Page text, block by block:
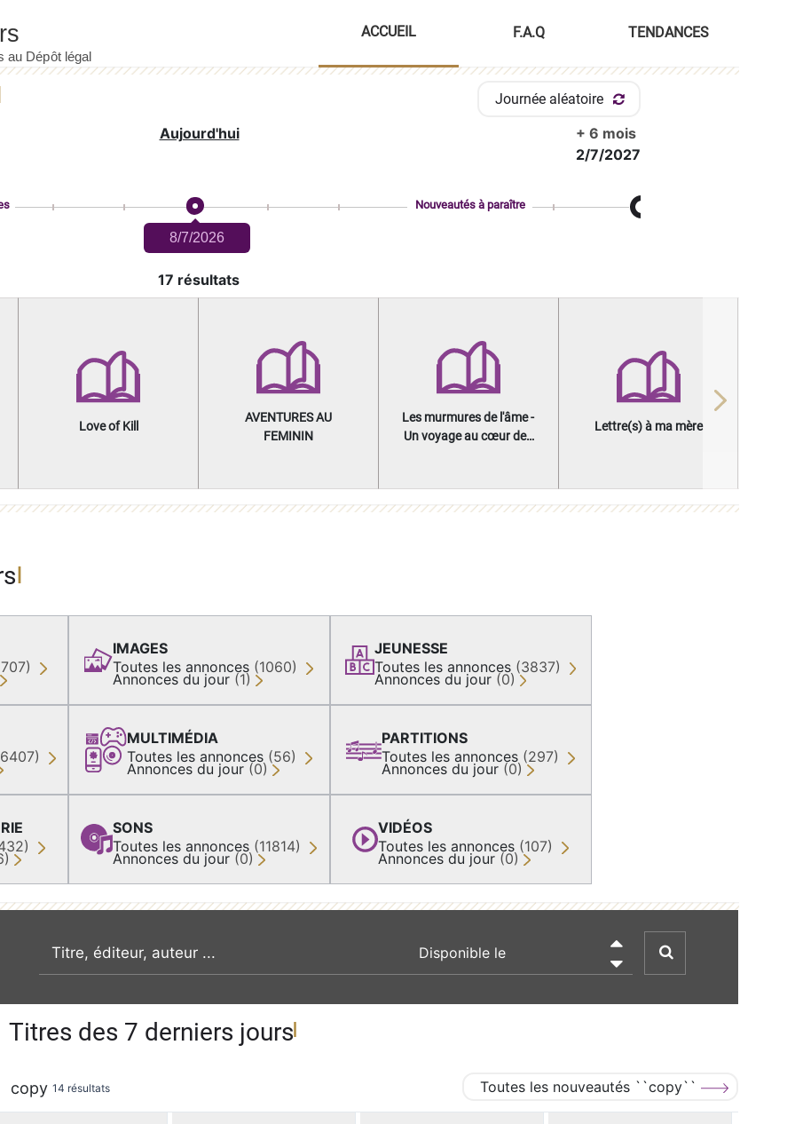
ACCUEIL F.A.Q TENDANCES
Journée aléatoire
Aujourd'hui
+ 6 mois
2/7/2027
8/7/2026
Nouveautés à paraître
17 résultats
Love of Kill
AVENTURES AU
FEMININ
Les murmures de l'âme -
Un voyage au cœur des
Lettre(s) à ma mère
Next
IMAGES
Toutes les annonces (1060)
Annonces du jour (1)
MULTIMÉDIA
Toutes les annonces (56)
Annonces du jour (0)
SONS
Toutes les annonces (11814)
Annonces du jour (0)
JEUNESSE
Toutes les annonces (3837)
Annonces du jour (0)
PARTITIONS
Toutes les annonces (297)
Annonces du jour (0)
VIDÉOS
Toutes les annonces (107)
Annonces du jour (0)
recherche par mot clé

Titres des 7 derniers jours
copy 14 résultats Toutes les nouveautés ``copy``